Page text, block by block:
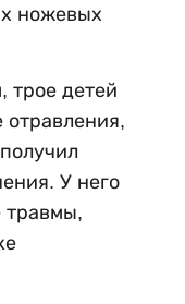
ножевых
трое детей
отравления,
У него
травмы,